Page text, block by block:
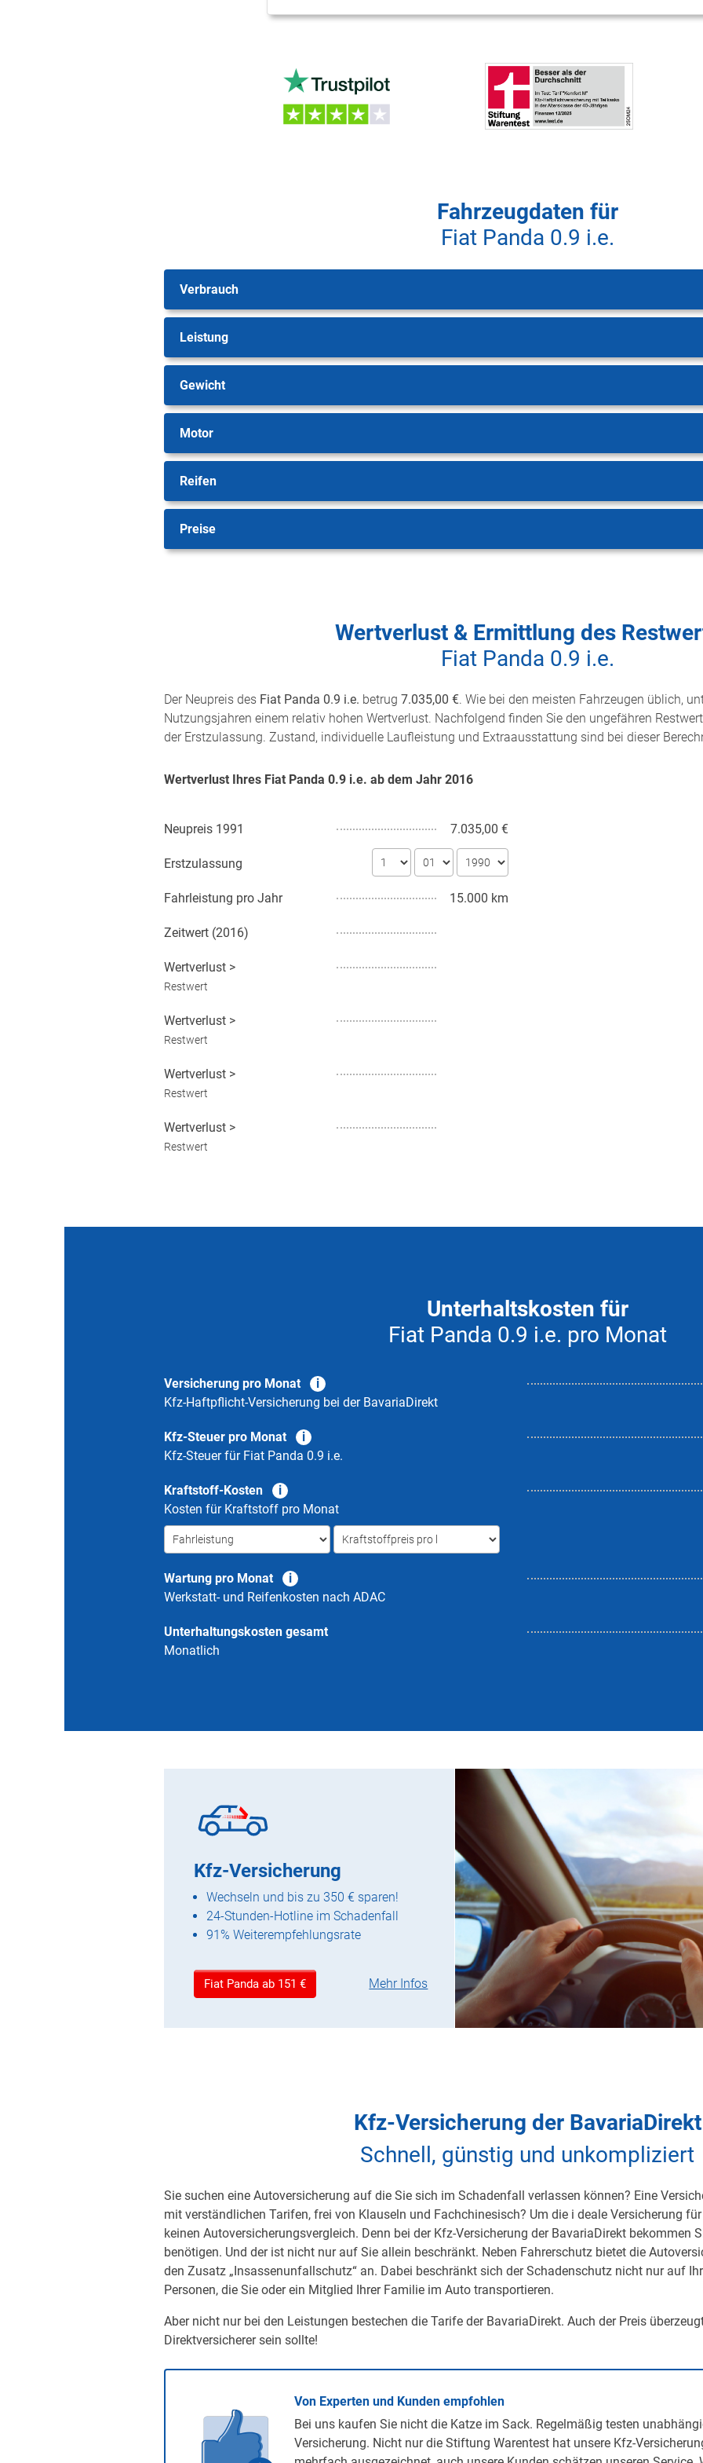
Fahrzeugdaten für
Fiat Panda 0.9 i.e.
Verbrauch
Leistung
Gewicht
Motor
Reifen
Preise
Wertverlust & Ermittlung des
Fiat Panda 0.9 i.e.
Der Neupreis des Fiat Panda 0.9 i.e. betrug 7.035,00 €. Wie bei den meisten Fahrzeugen üblich,
Nutzungsjahren einem relativ hohen Wertverlust. Nachfolgend finden Sie den ungefähren
der Erstzulassung. Zustand, individuelle Laufleistung und Extraausstattung sind bei dieser
Wertverlust Ihres Fiat Panda 0.9 i.e. ab dem Jahr 2016
Neupreis 1991 7.035,00 €
Erstzulassung
Fahrleistung pro Jahr 15.000 km
Zeitwert (2016)
Wertverlust >
Restwert
Wertverlust >
Restwert
Wertverlust >
Restwert
Wertverlust >
Restwert
Unterhaltskosten für
Fiat Panda 0.9 i.e. pro Monat
Versicherung pro Monat
Kfz-Haftpflicht-Versicherung bei der BavariaDirekt
Kfz-Steuer pro Monat
Kfz-Steuer für Fiat Panda 0.9 i.e.
Kraftstoff-Kosten
Kosten für Kraftstoff pro Monat
Wartung pro Monat
Werkstatt- und Reifenkosten nach ADAC
Unterhaltungskosten gesamt
Monatlich
Kfz-Versicherung
Wechseln und bis zu 350 € sparen!
24-Stunden-Hotline im Schadenfall
91% Weiterempfehlungsrate
Fiat Panda ab 151 € Mehr Infos
Kfz-Versicherung der BavariaDirekt
Schnell, günstig und unkompliziert
Sie suchen eine Autoversicherung auf die Sie sich im Schadenfall verlassen können? Eine
mit verständlichen Tarifen, frei von Klauseln und Fachchinesisch? Um die i deale Versicherung
keinen Autoversicherungsvergleich. Denn bei der Kfz-Versicherung der BavariaDirekt bekommen
benötigen. Und der ist nicht nur auf Sie allein beschränkt. Neben Fahrerschutz bietet die
den Zusatz „Insassenunfallschutz“ an. Dabei beschränkt sich der Schadenschutz nicht nur auf
Personen, die Sie oder ein Mitglied Ihrer Familie im Auto transportieren.
Aber nicht nur bei den Leistungen bestechen die Tarife der BavariaDirekt. Auch der Preis
Direktversicherer sein sollte!
Von Experten und Kunden empfohlen
Bei uns kaufen Sie nicht die Katze im Sack. Regelmäßig testen
Versicherung. Nicht nur die Stiftung Warentest hat unsere Kfz-